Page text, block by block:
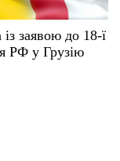
заявою до 18-ї
РФ у Грузію